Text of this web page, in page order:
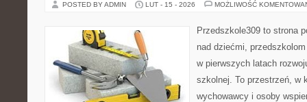
POSTED BY ADMIN LUT - 15 - 2026 MOŻLIWOŚĆ
Przedszkole309 to strona
nad dziećmi,
w pierwszych latach
szkolnej. To przestrzeń, w
wychowawcy i osoby